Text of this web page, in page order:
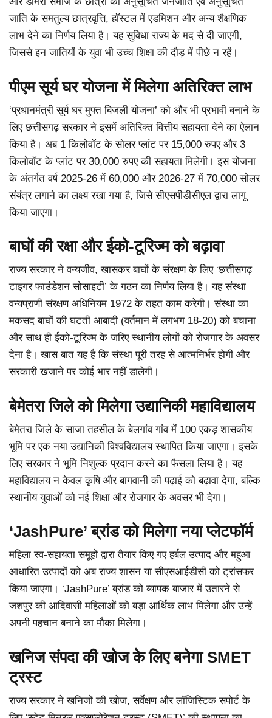
जाति के समतुल्य छात्रवृत्ति, हॉस्टल में एडमिशन और अन्य शैक्षणिक
लाभ देने का निर्णय लिया है। यह सुविधा राज्य के मद से दी जाएगी,
जिससे इन जातियों के युवा भी उच्च शिक्षा की दौड़ में पीछे न रहें।
पीएम सूर्य घर योजना में मिलेगा अतिरिक्त लाभ
‘प्रधानमंत्री सूर्य घर मुफ्त बिजली योजना’ को और भी प्रभावी बनाने के
लिए छत्तीसगढ़ सरकार ने इसमें अतिरिक्त वित्तीय सहायता देने का ऐलान
किया है। अब 1 किलोवॉट के सोलर प्लांट पर 15,000 रुपए और 3
किलोवॉट के प्लांट पर 30,000 रुपए की सहायता मिलेगी। इस योजना
के अंतर्गत वर्ष 2025-26 में 60,000 और 2026-27 में 70,000 सोलर
संयंत्र लगाने का लक्ष्य रखा गया है, जिसे सीएसपीडीसीएल द्वारा लागू
किया जाएगा।
बाघों की रक्षा और ईको-टूरिज्म को बढ़ावा
राज्य सरकार ने वन्यजीव, खासकर बाघों के संरक्षण के लिए ‘छत्तीसगढ़
टाइगर फाउंडेशन सोसाइटी’ के गठन का निर्णय लिया है। यह संस्था
वन्यप्राणी संरक्षण अधिनियम 1972 के तहत काम करेगी। संस्था का
मकसद बाघों की घटती आबादी (वर्तमान में लगभग 18-20) को बचाना
और साथ ही ईको-टूरिज्म के जरिए स्थानीय लोगों को रोजगार के अवसर
देना है। खास बात यह है कि संस्था पूरी तरह से आत्मनिर्भर होगी और
सरकारी खजाने पर कोई भार नहीं डालेगी।
बेमेतरा जिले को मिलेगा उद्यानिकी महाविद्यालय
बेमेतरा जिले के साजा तहसील के बेलगांव गांव में 100 एकड़ शासकीय
भूमि पर एक नया उद्यानिकी विश्वविद्यालय स्थापित किया जाएगा। इसके
लिए सरकार ने भूमि निशुल्क प्रदान करने का फैसला लिया है। यह
महाविद्यालय न केवल कृषि और बागवानी की पढ़ाई को बढ़ावा देगा, बल्कि
स्थानीय युवाओं को नई शिक्षा और रोजगार के अवसर भी देगा।
‘JashPure’ ब्रांड को मिलेगा नया प्लेटफॉर्म
महिला स्व-सहायता समूहों द्वारा तैयार किए गए हर्बल उत्पाद और महुआ
आधारित उत्पादों को अब राज्य शासन या सीएसआईडीसी को ट्रांसफर
किया जाएगा। ‘JashPure’ ब्रांड को व्यापक बाजार में उतारने से
जशपुर की आदिवासी महिलाओं को बड़ा आर्थिक लाभ मिलेगा और उन्हें
अपनी पहचान बनाने का मौका मिलेगा।
खनिज संपदा की खोज के लिए बनेगा SMET
ट्रस्ट
राज्य सरकार ने खनिजों की खोज, सर्वेक्षण और लॉजिस्टिक सपोर्ट के